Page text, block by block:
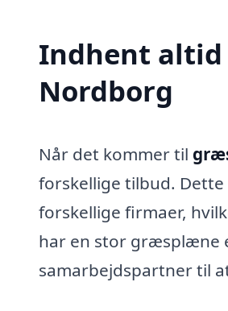
Indhent
Nordborg
Når det kommer til
forskellige tilbud.
forskellige firmaer,
har en stor græsplæne
samarbejdspartner til